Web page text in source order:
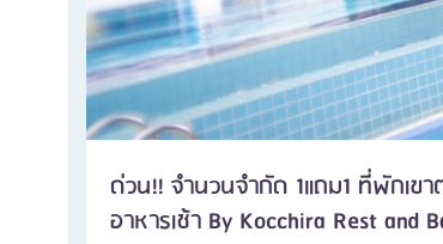
ด่วน!! จำนวนจำกัด 1แถม1 ที่พักเข
อาหารเช้า By Kocchira Rest and